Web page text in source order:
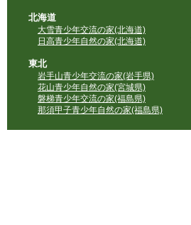
北海道
大雪青少年交流の家(北海道)
日高青少年自然の家(北海道)
東北
岩手山青少年交流の家(岩手県)
花山青少年自然の家(宮城県)
磐梯青少年交流の家(福島県)
那須甲子青少年自然の家(福島県)